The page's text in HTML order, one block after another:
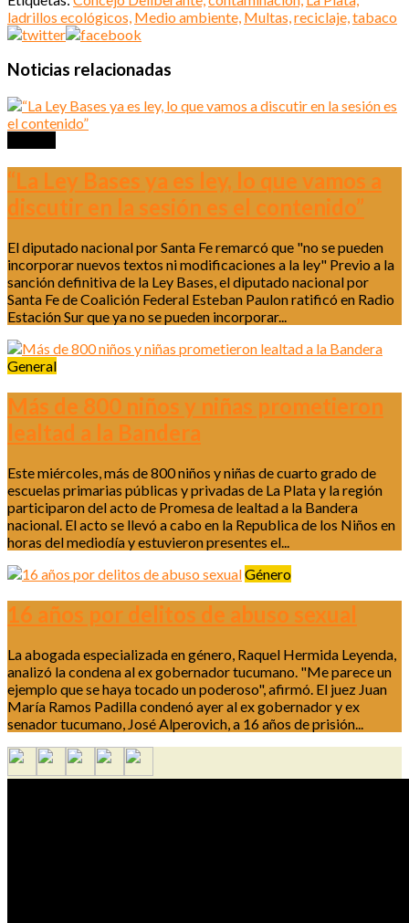
ladrillos ecológicos, Medio ambiente, Multas, reciclaje, tabaco
Noticias relacionadas
“La Ley Bases ya es ley, lo que vamos a
discutir en la sesión es el contenido”
El diputado nacional por Santa Fe remarcó que "no se pueden
incorporar nuevos textos ni modificaciones a la ley" Previo a la
sanción definitiva de la Ley Bases, el diputado nacional por
Santa Fe de Coalición Federal Esteban Paulon ratificó en Radio
Estación Sur que ya no se pueden incorporar...
General
Más de 800 niños y niñas prometieron
lealtad a la Bandera
Este miércoles, más de 800 niños y niñas de cuarto grado de
escuelas primarias públicas y privadas de La Plata y la región
participaron del acto de Promesa de lealtad a la Bandera
nacional. El acto se llevó a cabo en la Republica de los Niños en
horas del mediodía y estuvieron presentes el...
Género
16 años por delitos de abuso sexual
La abogada especializada en género, Raquel Hermida Leyenda,
analizó la condena al ex gobernador tucumano. "Me parece un
ejemplo que se haya tocado un poderoso", afirmó. El juez Juan
María Ramos Padilla condenó ayer al ex gobernador y ex
senador tucumano, José Alperovich, a 16 años de prisión...